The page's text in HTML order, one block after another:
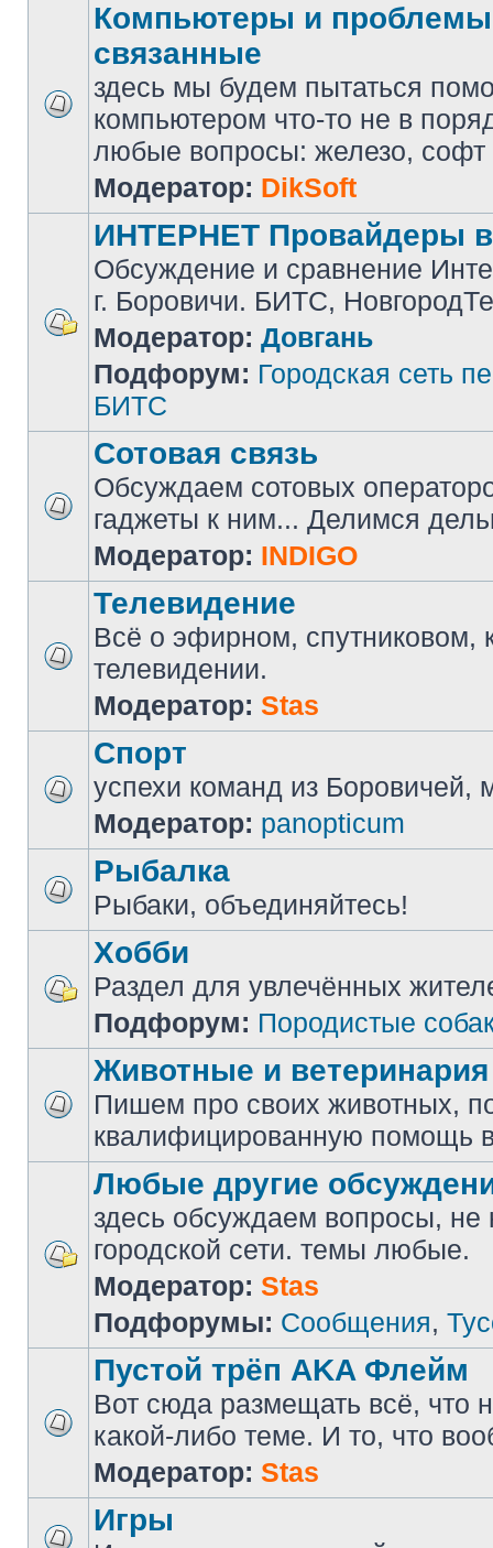
Компьютеры и
связанные
здесь мы будем пытаться
компьютером что-то не в
любые вопросы: железо, софт
Модератор: DikSoft
ИНТЕРНЕТ Провайдеры
Обсуждение и сравнение
г. Боровичи. БИТС,
Модератор: Довгань
Подфорум: Городская сеть
БИТС
Сотовая связь
Обсуждаем сотовых
гаджеты к ним... Делимся
Модератор: INDIGO
Телевидение
Всё о эфирном, спутниковом,
телевидении.
Модератор: Stas
Спорт
успехи команд из Боровичей,
Модератор: panopticum
Рыбалка
Рыбаки, объединяйтесь!
Хобби
Раздел для увлечённых
Подфорум: Породистые
Животные и ветеринария
Пишем про своих животных,
квалифицированную помощь
Любые другие
здесь обсуждаем вопросы,
городской сети. темы любые.
Модератор: Stas
Подфорумы: Сообщения,
Пустой трёп AKA Флейм
Вот сюда размещать всё, что
какой-либо теме. И то, что
Модератор: Stas
Игры